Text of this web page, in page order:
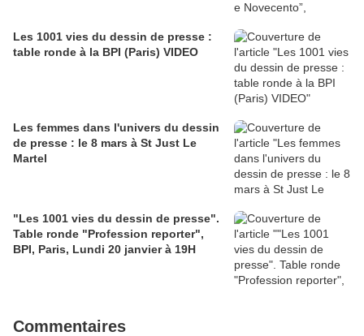
Les 1001 vies du dessin de presse :
table ronde à la BPI (Paris) VIDEO
Les femmes dans l'univers du dessin
de presse : le 8 mars à St Just Le
Martel
"Les 1001 vies du dessin de presse".
Table ronde "Profession reporter",
BPI, Paris, Lundi 20 janvier à 19H
Commentaires